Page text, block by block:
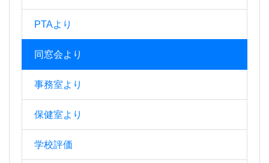
PTAより
同窓会より
事務室より
保健室より
学校評価